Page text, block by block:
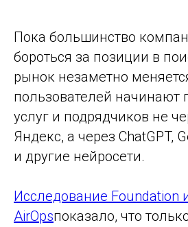
Пока большинство
бороться за позиции в
рынок незаметно
пользователей начинают
услуг и подрядчиков не
Яндекс, а через ChatGPT,
и другие нейросети.
Исследование Foundation
AirOpsпоказало, что